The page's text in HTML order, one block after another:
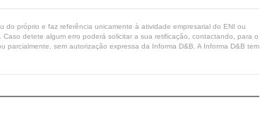
próprio e faz referência unicamente à atividade empresarial do ENI ou
detete algum erro poderá solicitar a sua retificação, contactando, para o
sem autorização expressa da Informa D&B. A Informa D&B tem